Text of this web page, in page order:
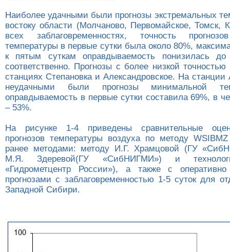
Наиболее удачными были прогнозы экстремальных
востоку области (Молчаново, Первомайское, Томск,
всех заблаговременностях, точность
температуры в первые сутки была около 80%,
к пятым суткам оправдываемость понизилась
соответственно. Прогнозы с более низкой
станциях Степановка и Александровское. На станции
неудачными были прогнозы минимальной
оправдываемость в первые сутки составила 69%, в
– 53%.
На рисунке 1-4 приведены сравнительные
прогнозов температуры воздуха по методу
ранее методами: методу И.Г. Храмцовой (ГУ
М.Я. Здеревой(ГУ «СибНИГМИ») и
«Гидрометцентр России»), а также с оперативно
прогнозами с заблаговременностью 1-5 суток для
Западной Сибири.